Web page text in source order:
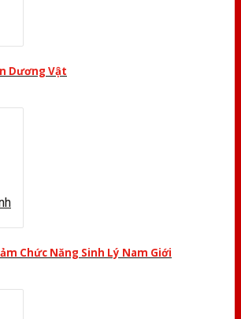
Dương Vật
Chức Năng Sinh Lý Nam Giới